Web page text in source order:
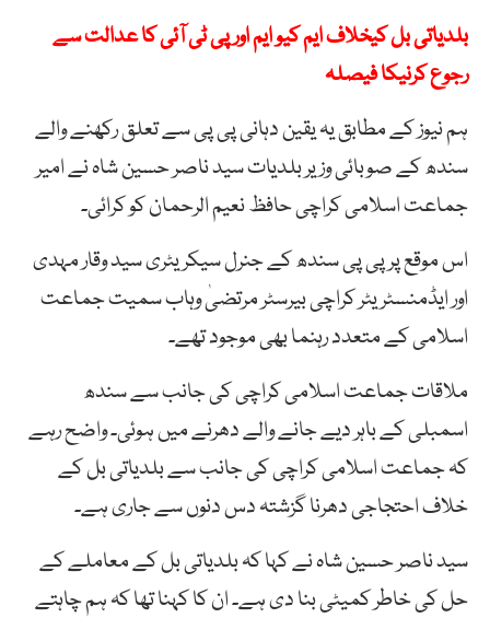
بلدیاتی بل کیخلاف ایم کیو ایم اور پی ٹی آئی کا عدالت سے
رجوع کرنیکا فیصلہ
ہم نیوز کے مطابق یہ یقین دہانی پی پی سے تعلق رکھنے والے
سندھ کے صوبائی وزیر بلدیات سید ناصر حسین شاہ نے امیر
جماعت اسلامی کراچی حافظ نعیم الرحمان کو کرائی۔
اس موقع پر پی پی سندھ کے جنرل سیکریٹری سید وقار مہدی
اور ایڈمنسٹریٹر کراچی بیرسٹر مرتضیٰ وہاب سمیت جماعت
اسلامی کے متعدد رہنما بھی موجود تھے۔
ملاقات جماعت اسلامی کراچی کی جانب سے سندھ
اسمبلی کے باہر دیے جانے والے دھرنے میں ہوئی۔ واضح رہے
کہ جماعت اسلامی کراچی کی جانب سے بلدیاتی بل کے
خلاف احتجاجی دھرنا گزشتہ دس دنوں سے جاری ہے۔
سید ناصر حسین شاہ نے کہا کہ بلدیاتی بل کے معاملے کے
حل کی خاطر کمیٹی بنا دی ہے۔ ان کا کہنا تھا کہ ہم چاہتے